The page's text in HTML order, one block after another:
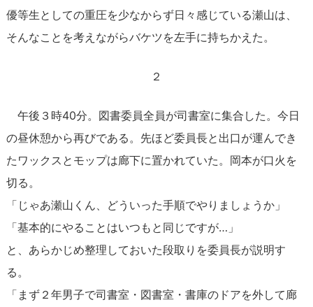
優等生としての重圧を少なからず日々感じている瀬山は、
そんなことを考えながらバケツを左手に持ちかえた。
２
午後３時40分。図書委員全員が司書室に集合した。今日
の昼休憩から再びである。先ほど委員長と出口が運んでき
たワックスとモップは廊下に置かれていた。岡本が口火を
切る。
「じゃあ瀬山くん、どういった手順でやりましょうか」
「基本的にやることはいつもと同じですが…」
と、あらかじめ整理しておいた段取りを委員長が説明す
る。
「まず２年男子で司書室・図書室・書庫のドアを外して廊